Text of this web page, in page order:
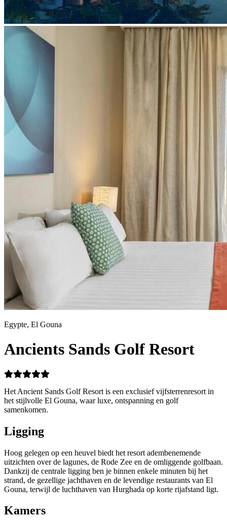
Egypte, El Gouna
Ancients Sands Golf Resort
Het Ancient Sands Golf Resort is een exclusief vijfsterrenresort in
het stijlvolle El Gouna, waar luxe, ontspanning en golf
samenkomen.
Ligging
Hoog gelegen op een heuvel biedt het resort adembenemende
uitzichten over de lagunes, de Rode Zee en de omliggende golfbaan.
Dankzij de centrale ligging ben je binnen enkele minuten bij het
strand, de gezellige jachthaven en de levendige restaurants van El
Gouna, terwijl de luchthaven van Hurghada op korte rijafstand ligt.
Kamers